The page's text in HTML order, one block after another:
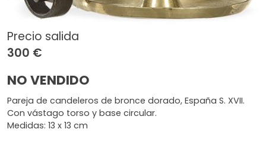
Precio salida
300 €
NO VENDIDO
Pareja de candeleros de bronce dorado, España S. XVII.
Con vástago torso y base circular.
Medidas: 13 x 13 cm